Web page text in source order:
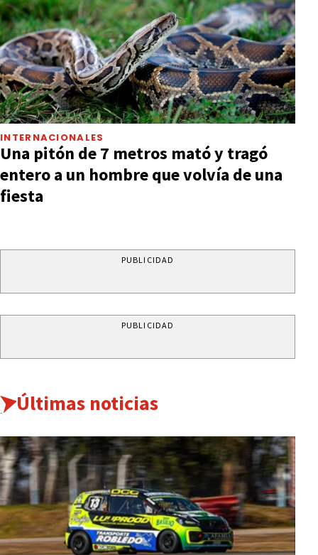
INTERNACIONALES
Una pitón de 7 metros mató y tragó
entero a un hombre que volvía de una
fiesta
PUBLICIDAD
PUBLICIDAD
Últimas noticias